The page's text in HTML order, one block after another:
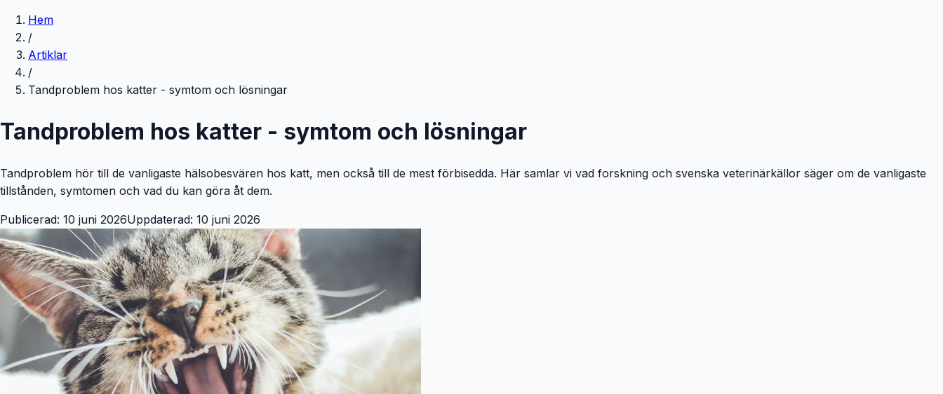
Hem
/
Artiklar
/
Tandproblem hos katter - symtom och lösningar
Tandproblem hos katter - symtom och lösningar
Tandproblem hör till de vanligaste hälsobesvären hos katt, men också till de mest förbisedda. Här samlar vi vad forskning och svenska veterinärkällor säger om de vanligaste
tillstånden, symtomen och vad du kan göra åt dem.
Publicerad: 10 juni 2026Uppdaterad: 10 juni 2026